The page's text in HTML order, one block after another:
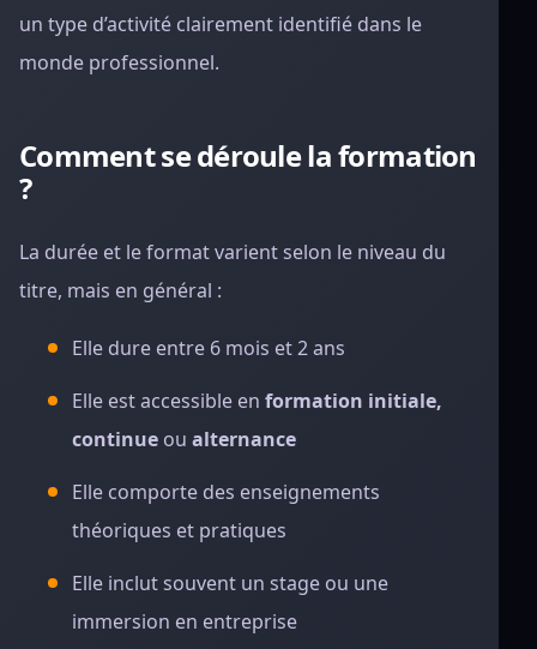
un type d’activité clairement identifié dans le
monde professionnel.
Comment se déroule la formation
?
La durée et le format varient selon le niveau du
titre, mais en général :
Elle dure entre 6 mois et 2 ans
Elle est accessible en formation initiale,
continue ou alternance
Elle comporte des enseignements
théoriques et pratiques
Elle inclut souvent un stage ou une
immersion en entreprise